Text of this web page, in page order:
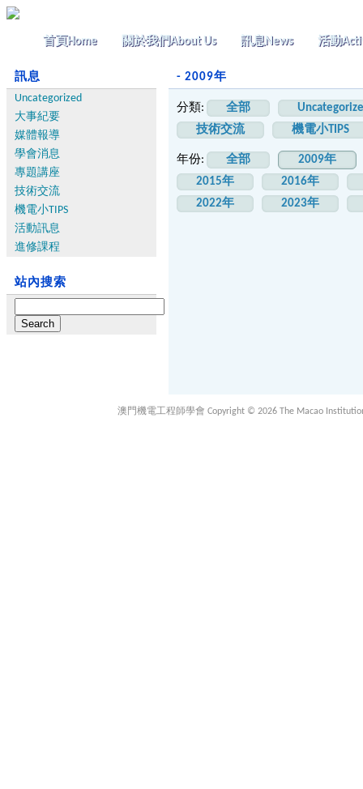
首頁Home 關於我們About Us 訊息News 活動
訊息
Uncategorized
大事紀要
媒體報導
學會消息
專題講座
技術交流
機電小TIPS
活動訊息
進修課程
站內搜索
for:
- 2009年
分類: 全部
技術交流
機電小TIPS
年份: 全部
2009年
2015年
2016年
2022年
2023年
澳門機電工程師學會 Copyright © 2026 The Macao